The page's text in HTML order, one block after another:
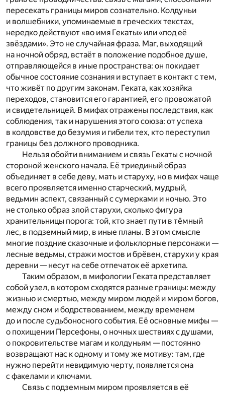
пересекать границы миров сознательно. Колдуньи
и волшебники, упоминаемые в греческих текстах,
нередко действуют «во имя Гекаты» или «под её
звёздами». Это не случайная фраза. Маг, выходящий
на ночной обряд, встаёт в положение подобное душе,
отправляющейся в иные пространства: он покидает
обычное состояние сознания и вступает в контакт с тем,
что живёт по другим законам. Геката, как хозяйка
переходов, становится его гарантией, его провожатой
и свидетельницей. В мифах отражены последствия, как
соблюдения, так и нарушения этого союза: от успеха
в колдовстве до безумия и гибели тех, кто переступил
границы без должного проводника.
Нельзя обойти вниманием и связь Гекаты с ночной
стороной женского начала. Её триединый образ
объединяет в себе деву, мать и старуху, но в мифах чаще
всего проявляется именно старческий, мудрый,
ведьмин аспект, связанный с сумерками и ночью. Это
не столько образ злой старухи, сколько фигура
хранительницы порога: той, кто знает пути в тёмный
лес, в подземный мир, в иные планы. В этом смысле
многие поздние сказочные и фольклорные персонажи —
лесные ведьмы, стражи мостов и брёвен, старухи у края
деревни — несут на себе отпечаток её архетипа.
Таким образом, в мифологии Геката представляет
собой узел, в котором сходятся разные границы: между
жизнью и смертью, между миром людей и миром богов,
между сном и бодрствованием, между временем
до и после судьбоносного события. Её основные мифы —
о похищении Персефоны, о ночных шествиях с душами,
о покровительстве магам и колдуньям — постоянно
возвращают нас к одному и тому же мотиву: там, где
нужно перейти невидимую черту, появляется она
с факелами и ключами.
Связь с подземным миром проявляется в её